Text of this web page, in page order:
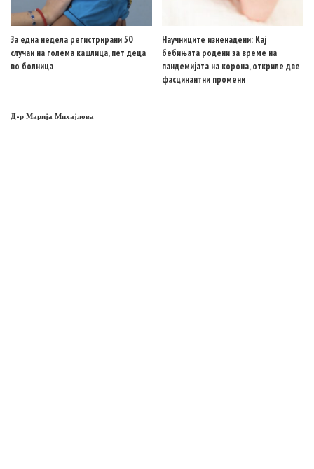
За една недела регистрирани 50
случаи на голема кашлица, пет деца
во болница
Научниците изненадени: Кај
бебињата родени за време на
пандемијата на корона, откриле две
фасцинантни промени
Д-р Марија Михајлова